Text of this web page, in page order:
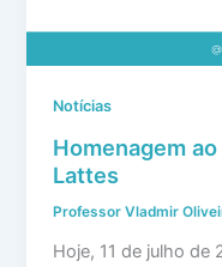
Notícias
Homenagem
Lattes
Professor Vladmir
Hoje, 11 de julho de